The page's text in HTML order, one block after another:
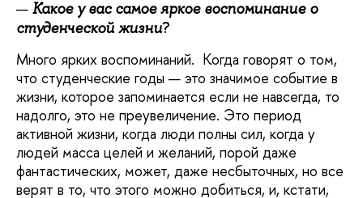
Какое у вас самое яркое воспоминание о
студенческой жизни?
Много ярких воспоминаний. Когда говорят о том,
что студенческие годы — это значимое событие в
жизни, которое запоминается если не навсегда, то
надолго, это не преувеличение. Это период
активной жизни, когда люди полны сил, когда у
людей масса целей и желаний, порой даже
фантастических, может, даже несбыточных, но все
верят в то, что этого можно добиться, и, кстати,